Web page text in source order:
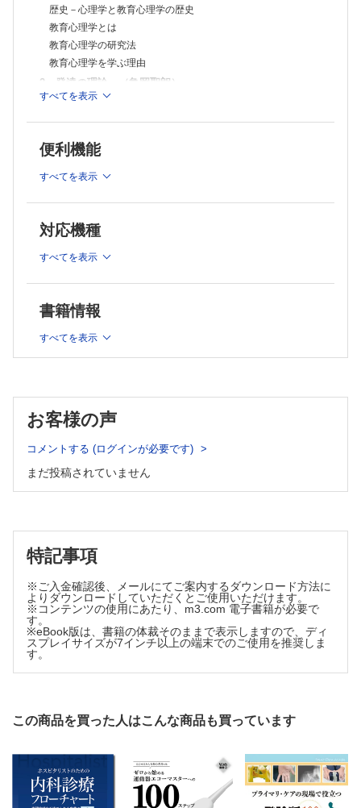
青年期の課題としてのアイデンティティの確立
思春期・青年期の親子関係
青年期の延長と成人形成期
7．個性の理解 （吉田一生）
パーソナリティの理論
パーソナリティの測定
知能検査と知能指数
学習心理学とは
さまざまな学習のかたち
記憶の基本的な働き
記憶の分類）
知識
活性化拡散モデル
記憶の体制化と精緻化
文脈依存効果
生成効果
教育者や学習者間の相互作用に焦点を当てた学習法
学習法と学習者の相互作用：適性処遇交互作用
11．動機づけ （齋藤慶典）
動機づけとは
欲求（一次的欲求，二次的欲求）
自己決定理論（内発的動機づけ／外発的動機づけ）
評価の基準
評価の時期
評価の方法
信頼性と妥当性
評価に用いる統計の基礎
13．学級集団 （岡部康成）
学級集団の特徴と役割
集団としての学級
学級集団の様相
学級集団の機能
学級集団の影響
学級内の人間関係を理解するツール
14．教育相談 （宇部弘子）
教育相談
歴史－心理学と教育心理学の歴史
教育心理学とは
教育心理学の研究法
教育心理学を学ぶ理由
2．発達の理論 （亀岡聖朗）
発達とは
人の発達の特徴
発達を促す要因
発達を段階的に捉える理論
3．身体・運動の発達 （三村 覚）
子どもの発達 運動能力の発達
4．認知・言語の発達 （田中未央）
言語発達
ストレンジ・シチュエーション法と愛着パターン
共感性と他者理解
道徳性の発達
道徳性の発達理論
6．思春期・青年期の発達 （若尾良徳）
発達とは
思春期・青年期の身体的な発達
青年期の課題としてのアイデンティティの確立
思春期・青年期の親子関係
青年期の延長と成人形成期
7．個性の理解 （吉田一生）
知能の理論
知能検査と知能指数
学習心理学とは
行動の獲得と変容メカニズム
すべてを表示
便利機能
すべてを表示
対応機種
すべてを表示
書籍情報
すべてを表示
お客様の声
コメントする (ログインが必要です)
まだ投稿されていません
特記事項
※ご入金確認後、メールにてご案内するダウンロード方法に
よりダウンロードしていただくとご使用いただけます。
※コンテンツの使用にあたり、m3.com 電子書籍が必要で
す。
※eBook版は、書籍の体裁そのままで表示しますので、ディ
スプレイサイズが7インチ以上の端末でのご使用を推奨しま
す。
この商品を買った人はこんな商品も買っています